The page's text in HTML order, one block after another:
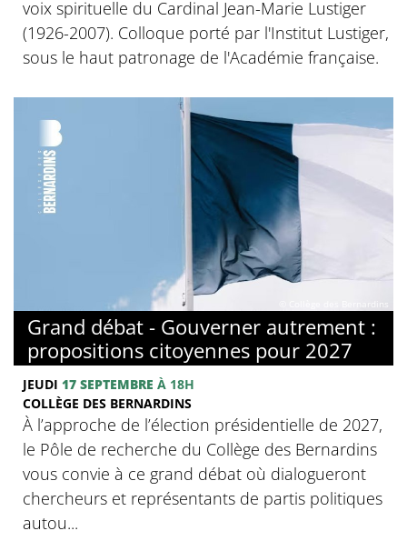
voix spirituelle du Cardinal Jean-Marie Lustiger
(1926-2007). Colloque porté par l'Institut Lustiger,
sous le haut patronage de l'Académie française.
Grand débat - Gouverner autrement :
propositions citoyennes pour 2027
JEUDI 17 SEPTEMBRE À 18H
COLLÈGE DES BERNARDINS
À l’approche de l’élection présidentielle de 2027,
le Pôle de recherche du Collège des Bernardins
vous convie à ce grand débat où dialogueront
chercheurs et représentants de partis politiques
autou...